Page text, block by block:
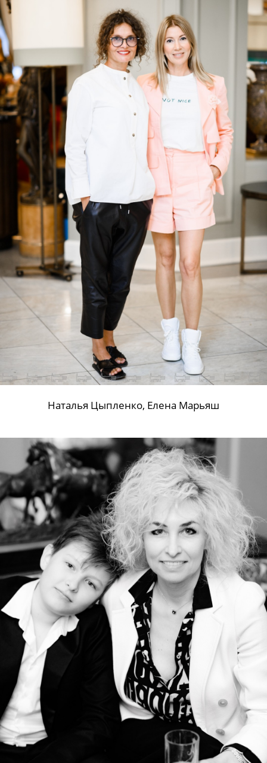
Наталья Цыпленко, Елена Марьяш